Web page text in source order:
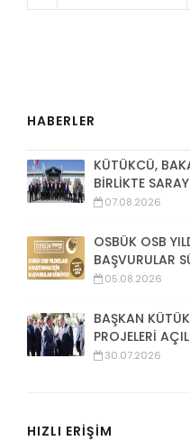
HABERLER
KÜTÜKCÜ,
BİRLİKTE
07.08.2026
OSBÜK OSB
BAŞVURULAR
05.08.2026
BAŞKAN
PROJELERİ
30.07.2026
HIZLI ERİŞİM